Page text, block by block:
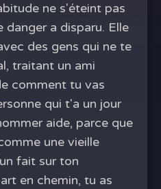
ne s'éteint pas
danger a disparu. Elle
des gens qui ne te
traitant un ami
comment tu vas
qui t'a un jour
aide, parce que
une vieille
fait sur ton
en chemin, tu as